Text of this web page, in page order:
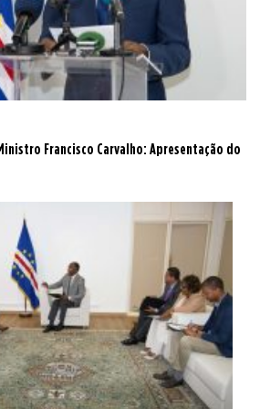
das nossas competências,
técnicas e científicas. “Conhecer
para que possamos evoluir
ambição”, concluiu.
Francisco Carvalho: Apresentação do